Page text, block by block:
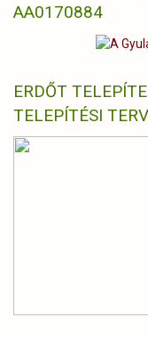
AA0170884
ERDŐT
TELEPÍTÉSI